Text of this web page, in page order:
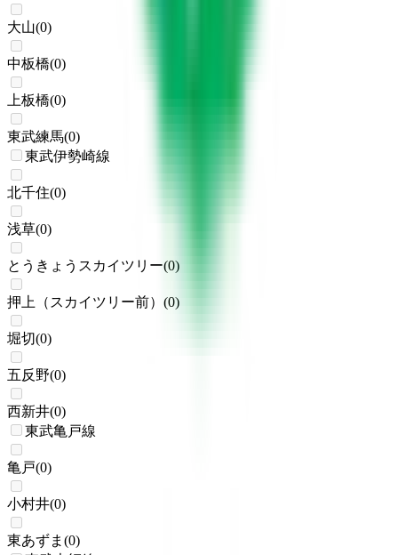
大山(0)
中板橋(0)
上板橋(0)
東武練馬(0)
東武伊勢崎線
北千住(0)
浅草(0)
とうきょうスカイツリー(0)
押上（スカイツリー前） (0)
堀切(0)
五反野(0)
西新井(0)
東武亀戸線
亀戸(0)
小村井(0)
東あずま (0)